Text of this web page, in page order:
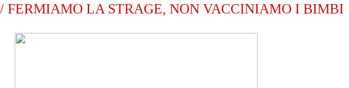
FERMIAMO LA STRAGE, NON VACCINIAMO I BIMBI